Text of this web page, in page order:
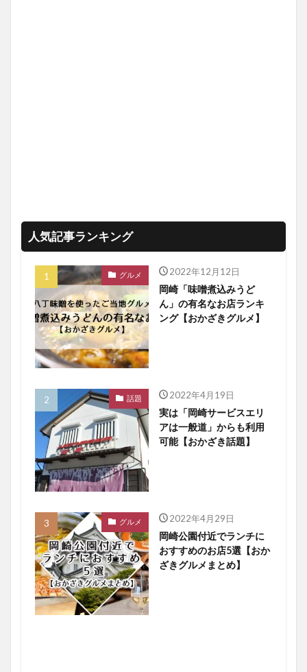
人気記事ランキング
グルメ 2022年12月12日
岡崎「味噌煮込みうど
ん」の有名なお店ランキ
ング【おかざきグルメ】
話題 2022年4月19日
実は「岡崎サービスエリ
アは一般道」からも利用
可能【おかざき話題】
グルメ 2022年4月29日
岡崎公園付近でランチに
おすすめのお店5選【おか
ざきグルメまとめ】